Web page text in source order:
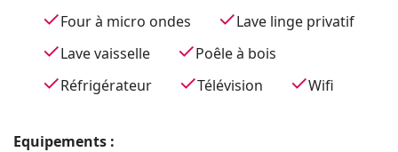
Four à micro ondes
Lave linge privatif
Lave vaisselle
Poêle à bois
Réfrigérateur
Télévision Wifi
Equipements :